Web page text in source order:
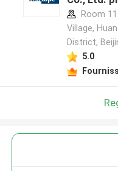
Room
Village,
District,
5.0